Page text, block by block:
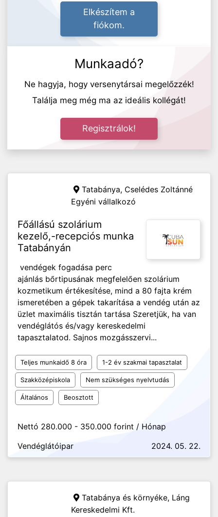
Elkészítem a
fiókom.
Munkaadó?
Ne hagyja, hogy versenytársai megelőzzék!
Találja meg még ma az ideális kollégát!
Regisztrálok!
Tatabánya, Cselédes Zoltánné
Egyéni vállalkozó
Főállású szolárium
kezelő,-recepciós munka
Tatabányán
vendégek fogadása perc
ajánlás bőrtipusának megfelelően szolárium
kozmetikum értékesítése, mind a 80 fajta krém
ismeretében a gépek takarítása a vendég után az
üzlet maximális tisztán tartása Szeretjük, ha van
vendéglátós és/vagy kereskedelmi
tapasztalatod. Sajnos mozgásszervi...
Teljes munkaidő 8 óra 1-2 év szakmai tapasztalat
Szakközépiskola Nem szükséges nyelvtudás
Általános Beosztott
Nettó 280.000 - 350.000 forint / Hónap
Vendéglátóipar
2024. 05. 22.
Tatabánya és környéke, Láng
Kereskedelmi Kft.